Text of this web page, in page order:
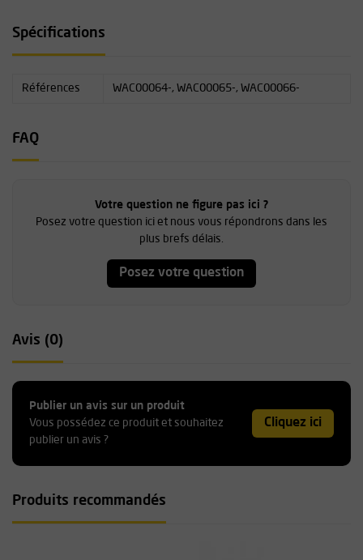
Spécifications
Références WAC00064-, WAC00065-, WAC00066-
FAQ
Votre question ne figure pas ici ?
Posez votre question ici et nous vous répondrons dans les
plus brefs délais.
Posez votre question
Avis (0)
Publier un avis sur un produit
Vous possédez ce produit et souhaitez
publier un avis ?
Cliquez ici
Produits recommandés